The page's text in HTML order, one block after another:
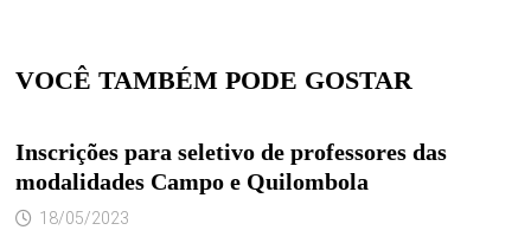
VOCÊ TAMBÉM PODE GOSTAR
Inscrições para seletivo de professores das
modalidades Campo e Quilombola
18/05/2023